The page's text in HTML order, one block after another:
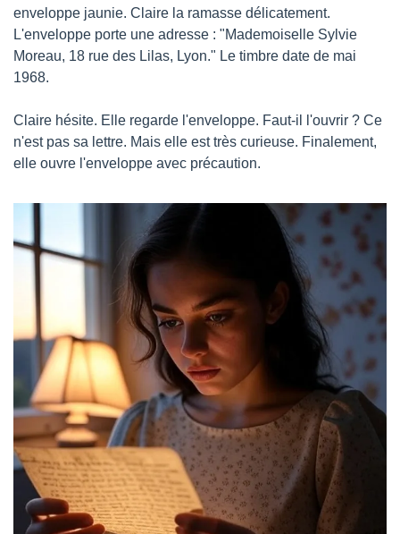
enveloppe jaunie. Claire la ramasse délicatement.
L'enveloppe porte une adresse : "Mademoiselle Sylvie
Moreau, 18 rue des Lilas, Lyon." Le timbre date de mai
1968.
Claire hésite. Elle regarde l'enveloppe. Faut-il l'ouvrir ? Ce
n'est pas sa lettre. Mais elle est très curieuse. Finalement,
elle ouvre l'enveloppe avec précaution.